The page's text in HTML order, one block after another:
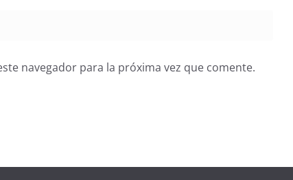
navegador para la próxima vez que comente.